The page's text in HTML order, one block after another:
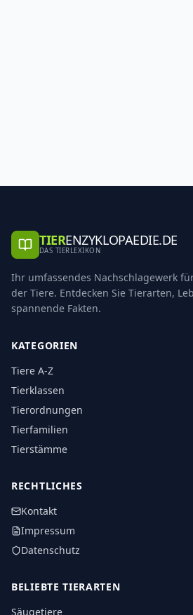
TIERENZYKLOPAEDIE.DE
DAS TIERLEXIKON
Ihr umfassendes Nachschlagewerk
der Tiere. Entdecken Sie Tierarten,
spannende Fakten.
KATEGORIEN
Tiere A-Z
Tierklassen
Tierordnungen
Tierfamilien
Tierstämme
RECHTLICHES
Kontakt
Impressum
Datenschutz
BELIEBTE TIERARTEN
Säugetiere